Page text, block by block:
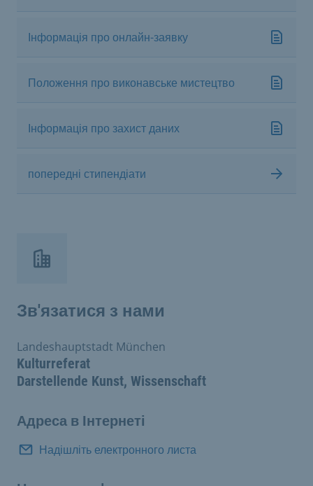
Інформація про онлайн-заявку
Положення про виконавське мистецтво
Інформація про захист даних
попередні стипендіати
Зв'язатися з нами
Kulturreferat
Darstellende Kunst, Wissenschaft
Landeshauptstadt München
Адреса в Інтернеті
Надішліть електронного листа